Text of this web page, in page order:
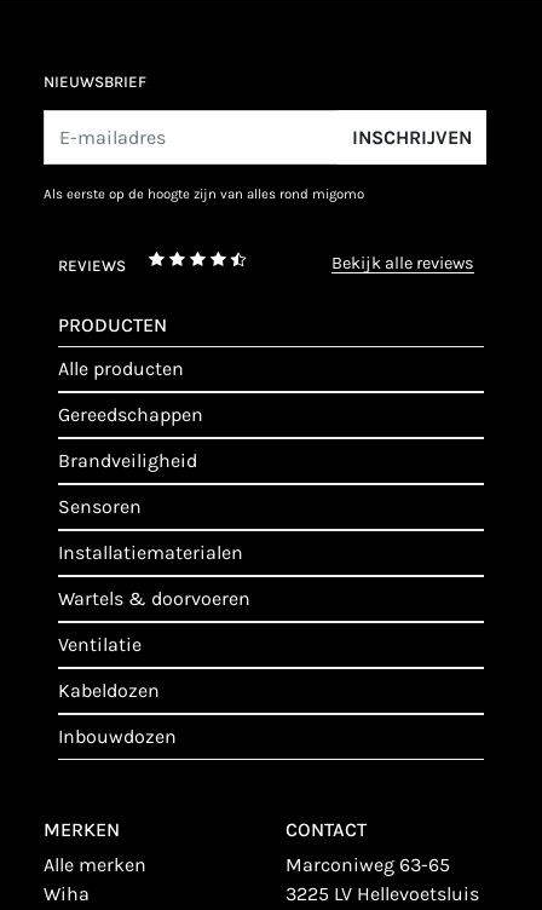
NIEUWSBRIEF
INSCHRIJVEN
als eerste op de hoogte zijn van alles rond migomo
REVIEWS bekijk alle reviews
PRODUCTEN
alle producten
gereedschappen
brandveiligheid
sensoren
installatiematerialen
wartels & doorvoeren
ventilatie
kabeldozen
inbouwdozen
MERKEN
alle merken
wiha
CONTACT
Marconiweg 63-65
3225 LV Hellevoetsluis